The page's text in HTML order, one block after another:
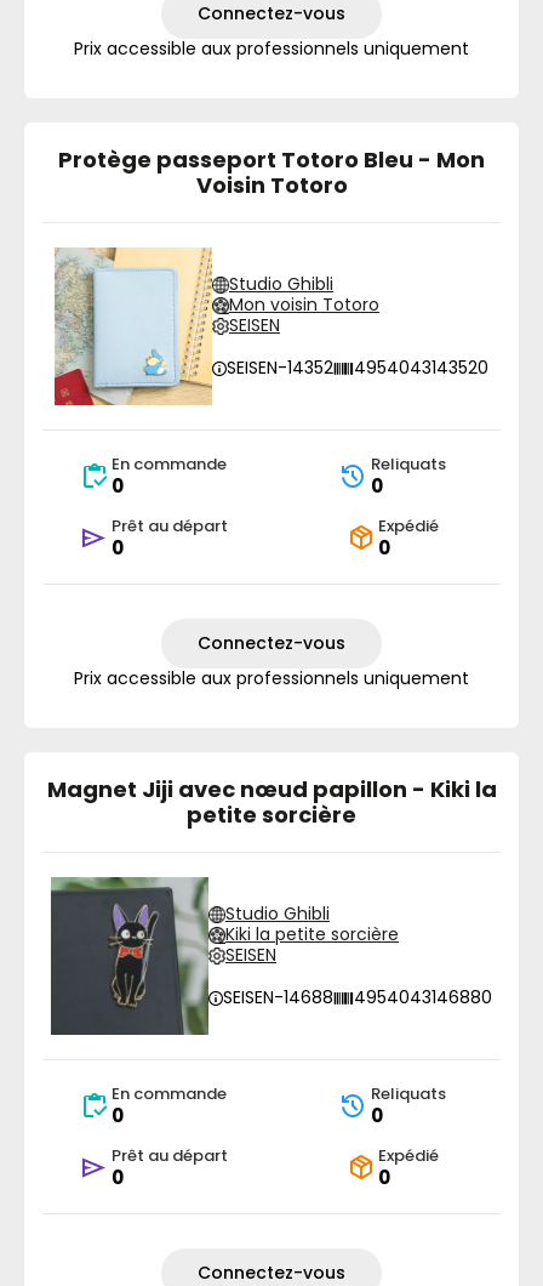
Connectez-vous
Prix accessible aux professionnels uniquement
Protège passeport Totoro Bleu - Mon
Voisin Totoro
Studio Ghibli
Mon voisin Totoro
SEISEN
SEISEN-14352
4954043143520
En commande
0
Reliquats
0
Prêt au départ
0
Expédié
0
Connectez-vous
Prix accessible aux professionnels uniquement
Magnet Jiji avec nœud papillon - Kiki la
petite sorcière
Studio Ghibli
Kiki la petite sorcière
SEISEN
SEISEN-14688
4954043146880
En commande
0
Reliquats
0
Prêt au départ
0
Expédié
0
Connectez-vous